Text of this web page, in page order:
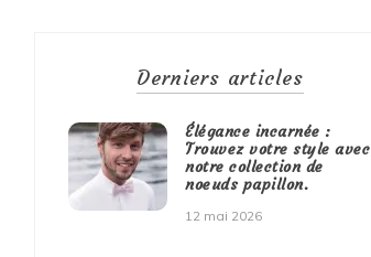
Derniers articles
Élégance incarnée :
Trouvez votre style avec
notre collection de
noeuds papillon.
12 mai 2026